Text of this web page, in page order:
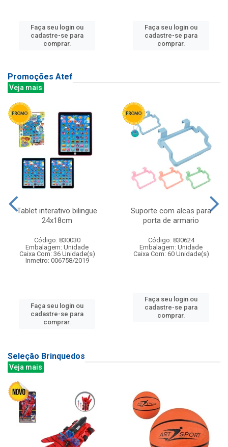
Faça seu login ou
cadastre-se para
comprar.
Faça seu login ou
cadastre-se para
comprar.
Promoções Atef
Veja mais
Tablet interativo bilingue
24x18cm
Código: 830030
Embalagem: Unidade
Caixa Com: 36 Unidade(s)
Inmetro: 006758/2019
Faça seu login ou
cadastre-se para
comprar.
Suporte com alcas para
porta de armario
Código: 830624
Embalagem: Unidade
Caixa Com: 60 Unidade(s)
Faça seu login ou
cadastre-se para
comprar.
Seleção Brinquedos
Veja mais